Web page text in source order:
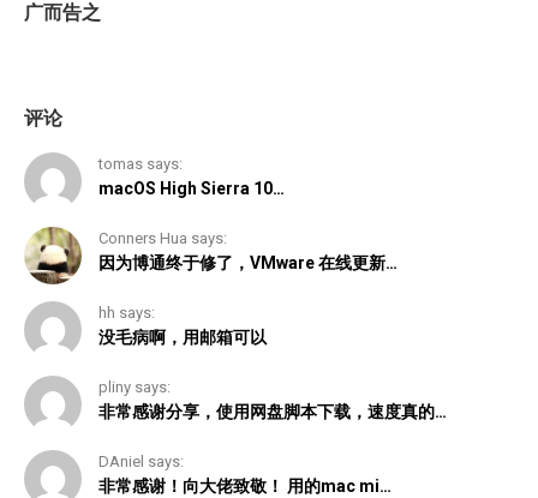
广而告之
评论
tomas says:
macOS High Sierra 10…
Conners Hua says:
因为博通终于修了，VMware 在线更新…
hh says:
没毛病啊，用邮箱可以
pliny says:
非常感谢分享，使用网盘脚本下载，速度真的…
DAniel says:
非常感谢！向大佬致敬！ 用的mac mi…